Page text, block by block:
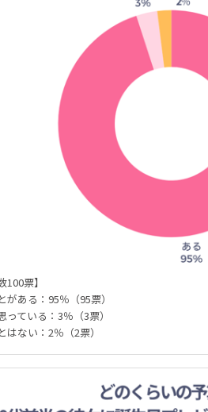
100票】
がある：95％（95票）
っている：3％（3票）
はない：2％（2票）